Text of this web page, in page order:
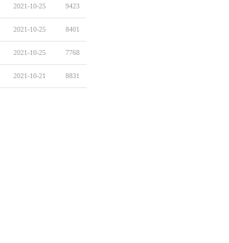
2021-10-25 9423
2021-10-25 8401
2021-10-25 7768
2021-10-21 8831